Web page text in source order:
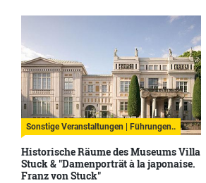
Sonstige Veranstaltungen | Führungen..
Historische Räume des Museums Villa
Stuck & "Damenporträt à la japonaise.
Franz von Stuck"